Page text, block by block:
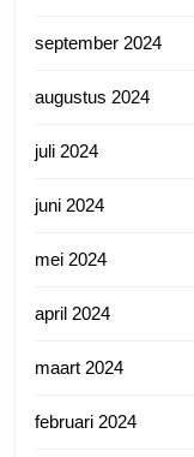
september 2024
augustus 2024
juli 2024
juni 2024
mei 2024
april 2024
maart 2024
februari 2024